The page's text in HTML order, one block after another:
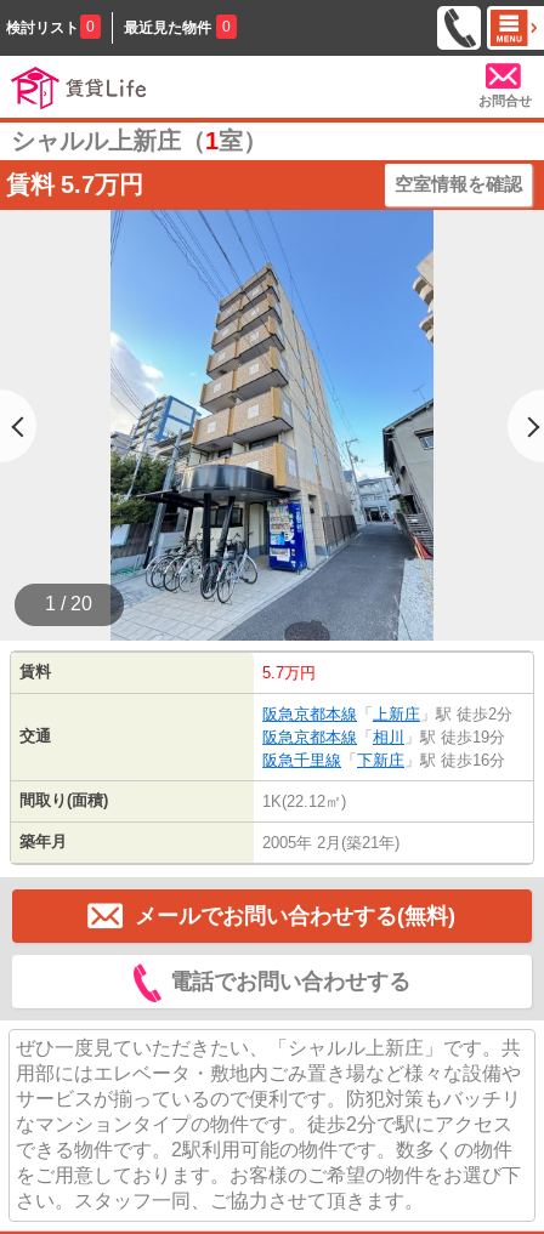
検討リスト 0 最近見た物件 0
お問合せ
シャルル上新庄（1室）
賃料 5.7万円 空室情報を確認
1 / 20
賃料 5.7万円
交通
阪急京都本線 「 上新庄 」駅 徒歩2分
阪急京都本線 「 相川 」駅 徒歩19分
阪急千里線 「 下新庄 」駅 徒歩16分
間取り(面積) 1K(22.12㎡)
築年月 2005年 2月(築21年)
メールでお問い合わせする(無料)
電話でお問い合わせする
ぜひ一度見ていただきたい、「シャルル上新庄」です。共
用部にはエレベータ・敷地内ごみ置き場など様々な設備や
サービスが揃っているので便利です。防犯対策もバッチリ
なマンションタイプの物件です。徒歩2分で駅にアクセス
できる物件です。2駅利用可能の物件です。数多くの物件
をご用意しております。お客様のご希望の物件をお選び下
さい。スタッフ一同、ご協力させて頂きます。